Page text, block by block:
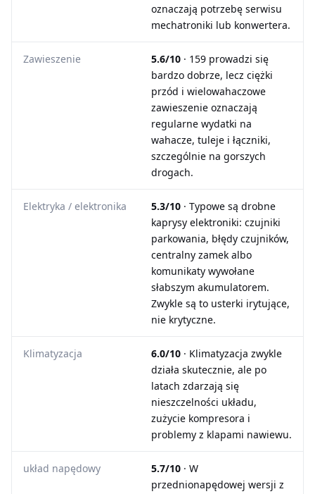
oznaczają potrzebę serwisu
mechatroniki lub konwertera.
Zawieszenie 5.6/10 · 159 prowadzi się
bardzo dobrze, lecz ciężki
przód i wielowahaczowe
zawieszenie oznaczają
regularne wydatki na
wahacze, tuleje i łączniki,
szczególnie na gorszych
drogach.
Elektryka / elektronika 5.3/10 · Typowe są drobne
kaprysy elektroniki: czujniki
parkowania, błędy czujników,
centralny zamek albo
komunikaty wywołane
słabszym akumulatorem.
Zwykle są to usterki irytujące,
nie krytyczne.
Klimatyzacja 6.0/10 · Klimatyzacja zwykle
działa skutecznie, ale po
latach zdarzają się
nieszczelności układu,
zużycie kompresora i
problemy z klapami nawiewu.
układ napędowy 5.7/10 · W
przednionapędowej wersji z